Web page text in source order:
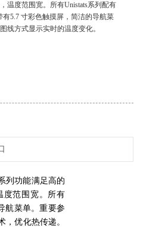
温度范围宽。所有Unistats系列配有
有5.7 寸彩色触摸屏，简洁的导航菜
线方式显示实时的温度变化。
列功能满足高的
度范围宽。所有
航菜单。重要参
，优化热传递。